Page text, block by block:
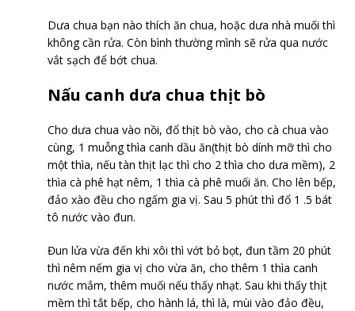
Dưa chua bạn nào thích ăn chua, hoặc dưa nhà muối thì
không cần rửa. Còn bình thường mình sẽ rửa qua nước
vắt sạch để bớt chua.
Nấu canh dưa chua thịt bò
Cho dưa chua vào nồi, đổ thịt bò vào, cho cà chua vào
cùng, 1 muỗng thìa canh dầu ăn(thịt bò dính mỡ thì cho
một thìa, nếu tàn thịt lạc thì cho 2 thìa cho dưa mềm), 2
thìa cà phê hạt nêm, 1 thìa cà phê muối ăn. Cho lên bếp,
đảo xào đều cho ngấm gia vị. Sau 5 phút thì đổ 1 .5 bát
tô nước vào đun.
Đun lửa vừa đến khi xôi thì vớt bỏ bọt, đun tầm 20 phút
thì nêm nếm gia vị cho vừa ăn, cho thêm 1 thìa canh
nước mắm, thêm muối nếu thấy nhạt. Sau khi thấy thịt
mềm thì tắt bếp, cho hành lá, thì là, mùi vào đảo đều,